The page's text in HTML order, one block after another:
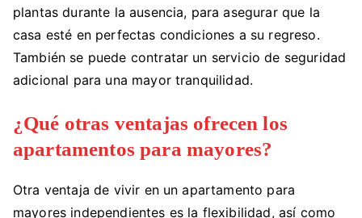
plantas durante la ausencia, para asegurar que la
casa esté en perfectas condiciones a su regreso.
También se puede contratar un servicio de seguridad
adicional para una mayor tranquilidad.
¿Qué otras ventajas ofrecen los
apartamentos para mayores?
Otra ventaja de vivir en un apartamento para
mayores independientes es la flexibilidad, así como